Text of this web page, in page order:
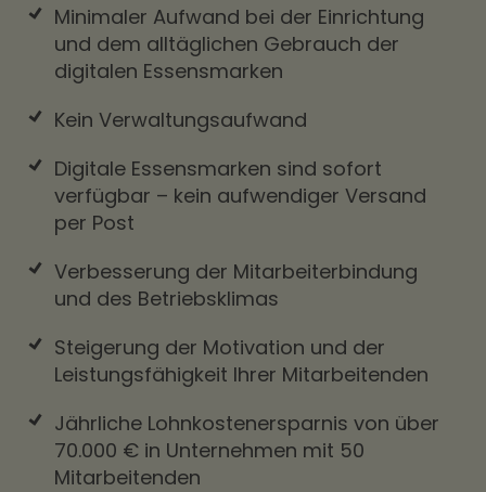
Minimaler Aufwand bei der Einrichtung
und dem alltäglichen Gebrauch der
digitalen Essensmarken
Kein Verwaltungsaufwand
Digitale Essensmarken sind sofort
verfügbar – kein aufwendiger Versand
per Post
Verbesserung der Mitarbeiterbindung
und des Betriebsklimas
Steigerung der Motivation und der
Leistungsfähigkeit Ihrer Mitarbeitenden
Jährliche Lohnkostenersparnis von über
70.000 € in Unternehmen mit 50
Mitarbeitenden